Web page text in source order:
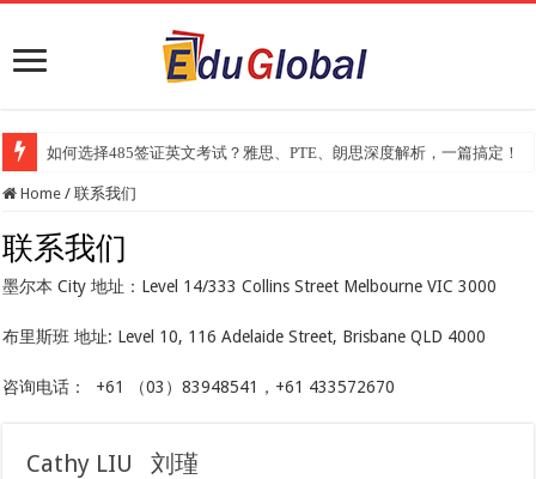
如何选择485签证英文考试？雅思、PTE、朗思深度解析，一篇搞定！
Home / 联系我们
联系我们
墨尔本 City 地址：Level 14/333 Collins Street Melbourne VIC 3000
布里斯班 地址: Level 10, 116 Adelaide Street, Brisbane QLD 4000
咨询电话： +61 （03）83948541， +61 433572670
Cathy LIU 刘瑾